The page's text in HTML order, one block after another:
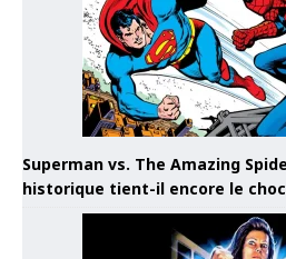
Superman vs. The Amazing
historique tient-il encore le